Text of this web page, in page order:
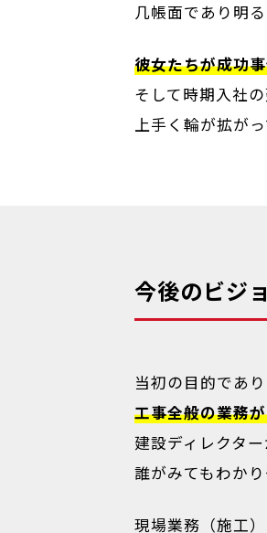
几帳面であり明
彼女たちが成功
そして時期入社
上手く輪が拡が
今後のビジ
当初の目的であり
工事全般の業務
建設ディレクタ
誰がみてもわか
現場業務（施工